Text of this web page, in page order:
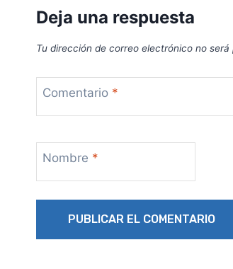
Deja una respuesta
Tu dirección de correo electrónico no será
Comentario *
Nombre *